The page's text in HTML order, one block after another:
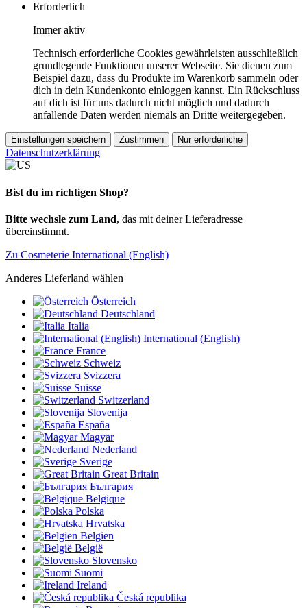
Erforderlich
Immer aktiv
Technisch erforderliche Cookies gewährleisten ausschließlich
grundlegende Funktionen unserer Webseite. Sie dienen zum
Beispiel dazu, dass du Produkte im Warenkorb sammeln oder
dich in dein Kundenkonto einloggen kannst. Ein Rückschluss
auf dich ist für uns dadurch nicht möglich und dadurch
anfallende Daten werden niemals an Dritte weitergegeben.
Einstellungen speichern Zustimmen Nur erforderliche
Datenschutzerklärung
Bist du im richtigen Shop?
Bitte wechsle zum Land, das mit deiner Lieferadresse
übereinstimmt.
Zu Cosmeterie International (English)
Anderes Lieferland wählen
Österreich
Deutschland
Italia
International (English)
France
Schweiz
Svizzera
Suisse
Switzerland
Slovenija
España
Magyar
Nederland
Sverige
Great Britain
България
Belgique
Polska
Hrvatska
Belgien
België
Slovensko
Suomi
Ireland
Česká republika